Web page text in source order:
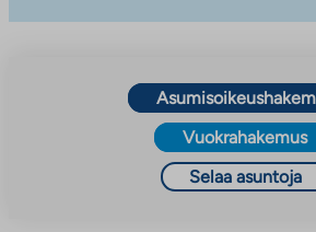
Vuokrahakemus
Selaa asuntoja